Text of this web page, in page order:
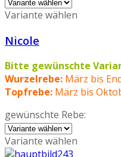
Variante wählen
Nicole
Bitte gewünschte
Wurzelrebe: März bis
Topfrebe: März bis
gewünschte Rebe:
Variante wählen